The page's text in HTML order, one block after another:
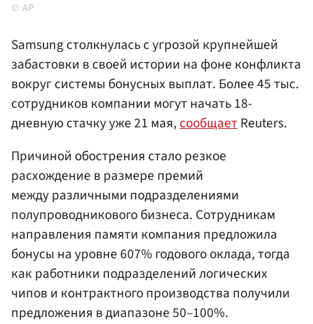
AP
Samsung столкнулась с угрозой крупнейшей
забастовки в своей истории на фоне конфликта
вокруг системы бонусных выплат. Более 45 тыс.
сотрудников компании могут начать 18-
дневную стачку уже 21 мая,сообщаетReuters.
Причиной обострения стало резкое
расхождение в размере премий
между различными подразделениями
полупроводникового бизнеса. Сотрудникам
направления памяти компания предложила
бонусы на уровне 607% годового оклада, тогда
как работники подразделений логических
чипов и контрактного производства получили
предложения в диапазоне 50–100%.